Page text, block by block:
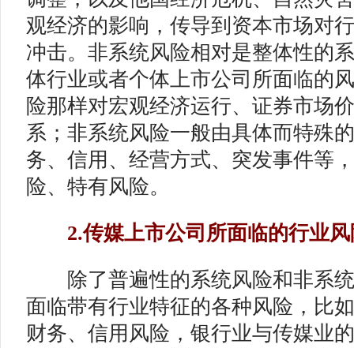
观经济的影响，传导到资本市场对
冲击。非系统风险相对是整体性的
体行业或者个体上市公司所面临的
险那样对宏观经济运行、证券市场
系；非系统风险一般由具体而特殊
务、信用、经营方式、突发事件等
险、特有风险。
2.传媒上市公司所面临的行业风
除了普遍性的系统风险和非系统
面临带有行业特征的各种风险，比
财务、信用风险，银行业与传媒业